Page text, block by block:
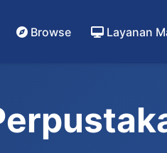
Browse Layanan